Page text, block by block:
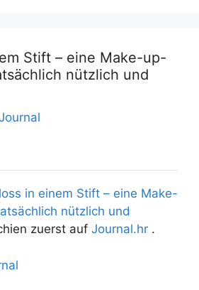
Stift – eine Make-up-
nützlich und
in einem Stift – eine Make-
nützlich und
zuerst auf Journal.hr .